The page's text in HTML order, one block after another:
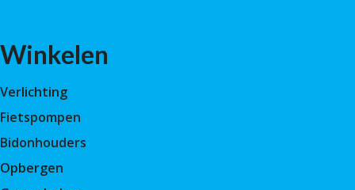
Winkelen
Verlichting
Fietspompen
Bidonhouders
Opbergen